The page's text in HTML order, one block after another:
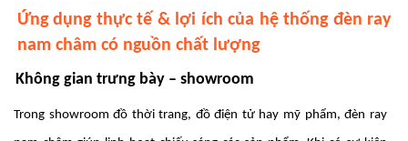
Ứng dụng thực tế & lợi ích của hệ thống đèn ray
nam châm có nguồn chất lượng
Không gian trưng bày – showroom
Trong showroom đồ thời trang, đồ điện tử hay mỹ phẩm, đèn ray